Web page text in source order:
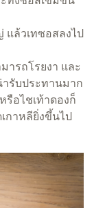
แล้วเทซอสลงไป
ารถโรยงา และ
รับประทานมาก
รือไชเท้าดองก็
กาหลียิ่งขึ้นไป